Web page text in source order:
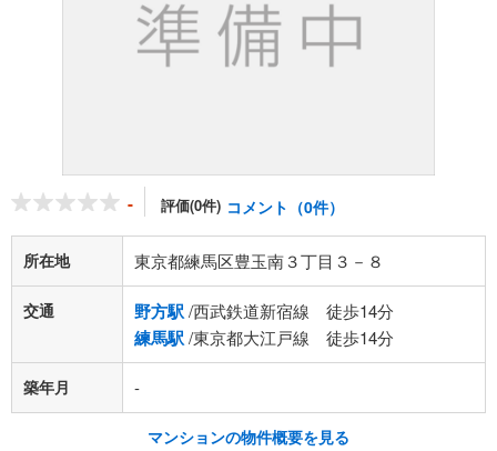
- 評価(0件) コメント（0件）
所在地 東京都練馬区豊玉南３丁目３－８
交通 野方駅/西武鉄道新宿線 徒歩14分
練馬駅/東京都大江戸線 徒歩14分
築年月 -
マンションの物件概要を見る